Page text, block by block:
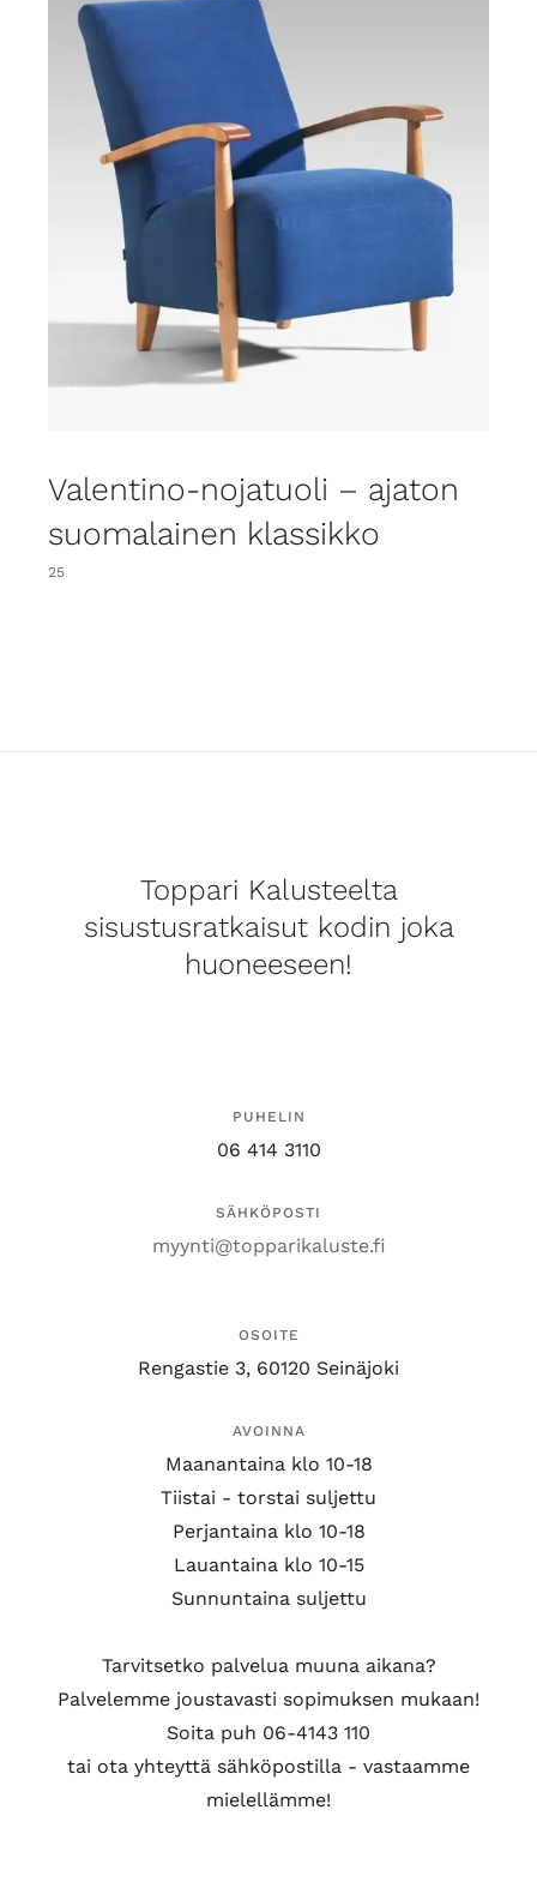
Valentino-nojatuoli – ajaton
suomalainen klassikko
25
Toppari Kalusteelta
sisustusratkaisut kodin joka
huoneeseen!
PUHELIN
06 414 3110
SÄHKÖPOSTI
myynti@topparikaluste.fi
OSOITE
Rengastie 3, 60120 Seinäjoki
AVOINNA
Maanantaina klo 10-18
Tiistai - torstai suljettu
Perjantaina klo 10-18
Lauantaina klo 10-15
Sunnuntaina suljettu
Tarvitsetko palvelua muuna aikana?
Palvelemme joustavasti sopimuksen mukaan!
Soita puh 06-4143 110
tai ota yhteyttä sähköpostilla - vastaamme
mielellämme!